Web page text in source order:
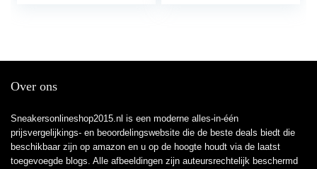
Over ons
Sneakersonlineshop2015.nl is een moderne alles-in-één
prijsvergelijkings- en beoordelingswebsite die de beste deals biedt die
beschikbaar zijn op amazon en u op de hoogte houdt via de laatst
toegevoegde blogs. Alle afbeeldingen zijn auteursrechtelijk beschermd